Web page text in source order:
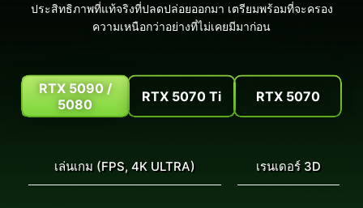
ประสิทธิภาพที่แท้จริงที่ปลดปล่อยออกมา เตรียมพร้อมที่จะครอง
ความเหนือกว่าอย่างที่ไม่เคยมีมาก่อน
RTX 5090 /
5080
RTX 5070 Ti RTX 5070
เล่นเกม (FPS, 4K ULTRA) เรนเดอร์ 3D